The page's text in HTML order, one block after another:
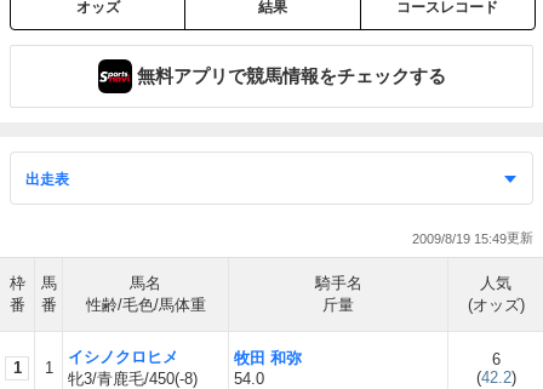
オッズ 結果 コースレコード
無料アプリで競馬情報をチェックする
2009/8/19 15:49
枠
番
馬
番
馬名
性齢/毛色/馬体重
騎手名
斤量
人気
(オッズ)
1 1
イシノクロヒメ
牝3/青鹿毛/450(-8)
牧田 和弥
54.0
6
(42.2)